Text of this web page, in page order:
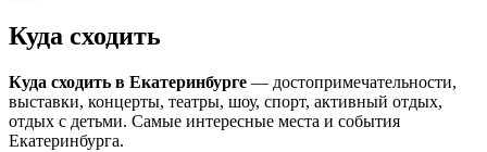
Куда сходить
Куда сходить в Екатеринбурге — достопримечательности,
выставки, концерты, театры, шоу, спорт, активный отдых,
отдых с детьми. Самые интересные места и события
Екатеринбурга.